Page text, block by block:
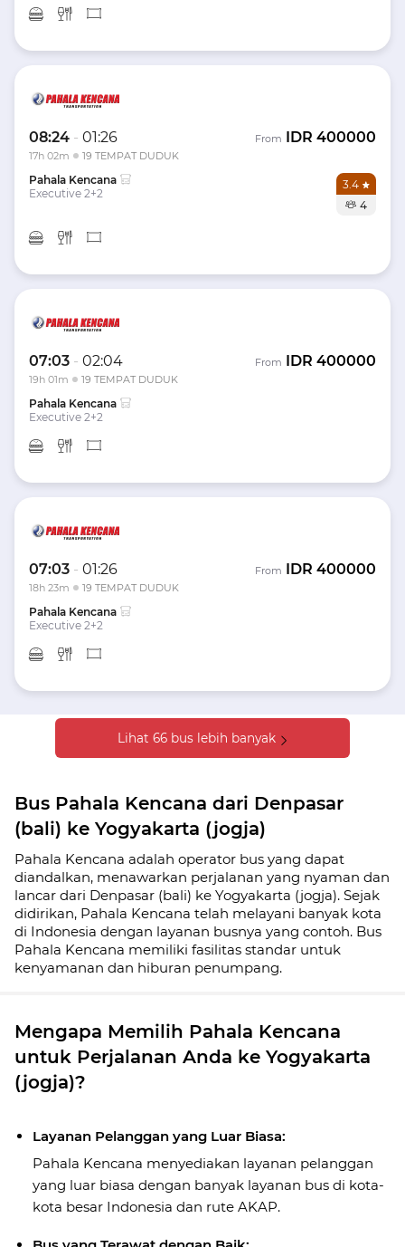
08:24 - 01:26
17h 02m 19 TEMPAT DUDUK
From IDR 400000
Pahala Kencana
Executive 2+2
3.4
4
07:03 - 02:04
19h 01m 19 TEMPAT DUDUK
From IDR 400000
Pahala Kencana
Executive 2+2
07:03 - 01:26
18h 23m 19 TEMPAT DUDUK
From IDR 400000
Pahala Kencana
Executive 2+2
Lihat 66 bus lebih banyak
Bus Pahala Kencana dari Denpasar
(bali) ke Yogyakarta (jogja)
Pahala Kencana adalah operator bus yang dapat
diandalkan, menawarkan perjalanan yang nyaman dan
lancar dari Denpasar (bali) ke Yogyakarta (jogja). Sejak
didirikan, Pahala Kencana telah melayani banyak kota
di Indonesia dengan layanan busnya yang contoh. Bus
Pahala Kencana memiliki fasilitas standar untuk
kenyamanan dan hiburan penumpang.
Mengapa Memilih Pahala Kencana
untuk Perjalanan Anda ke Yogyakarta
(jogja)?
Layanan Pelanggan yang Luar Biasa:
Pahala Kencana menyediakan layanan pelanggan
yang luar biasa dengan banyak layanan bus di kota-
kota besar Indonesia dan rute AKAP.